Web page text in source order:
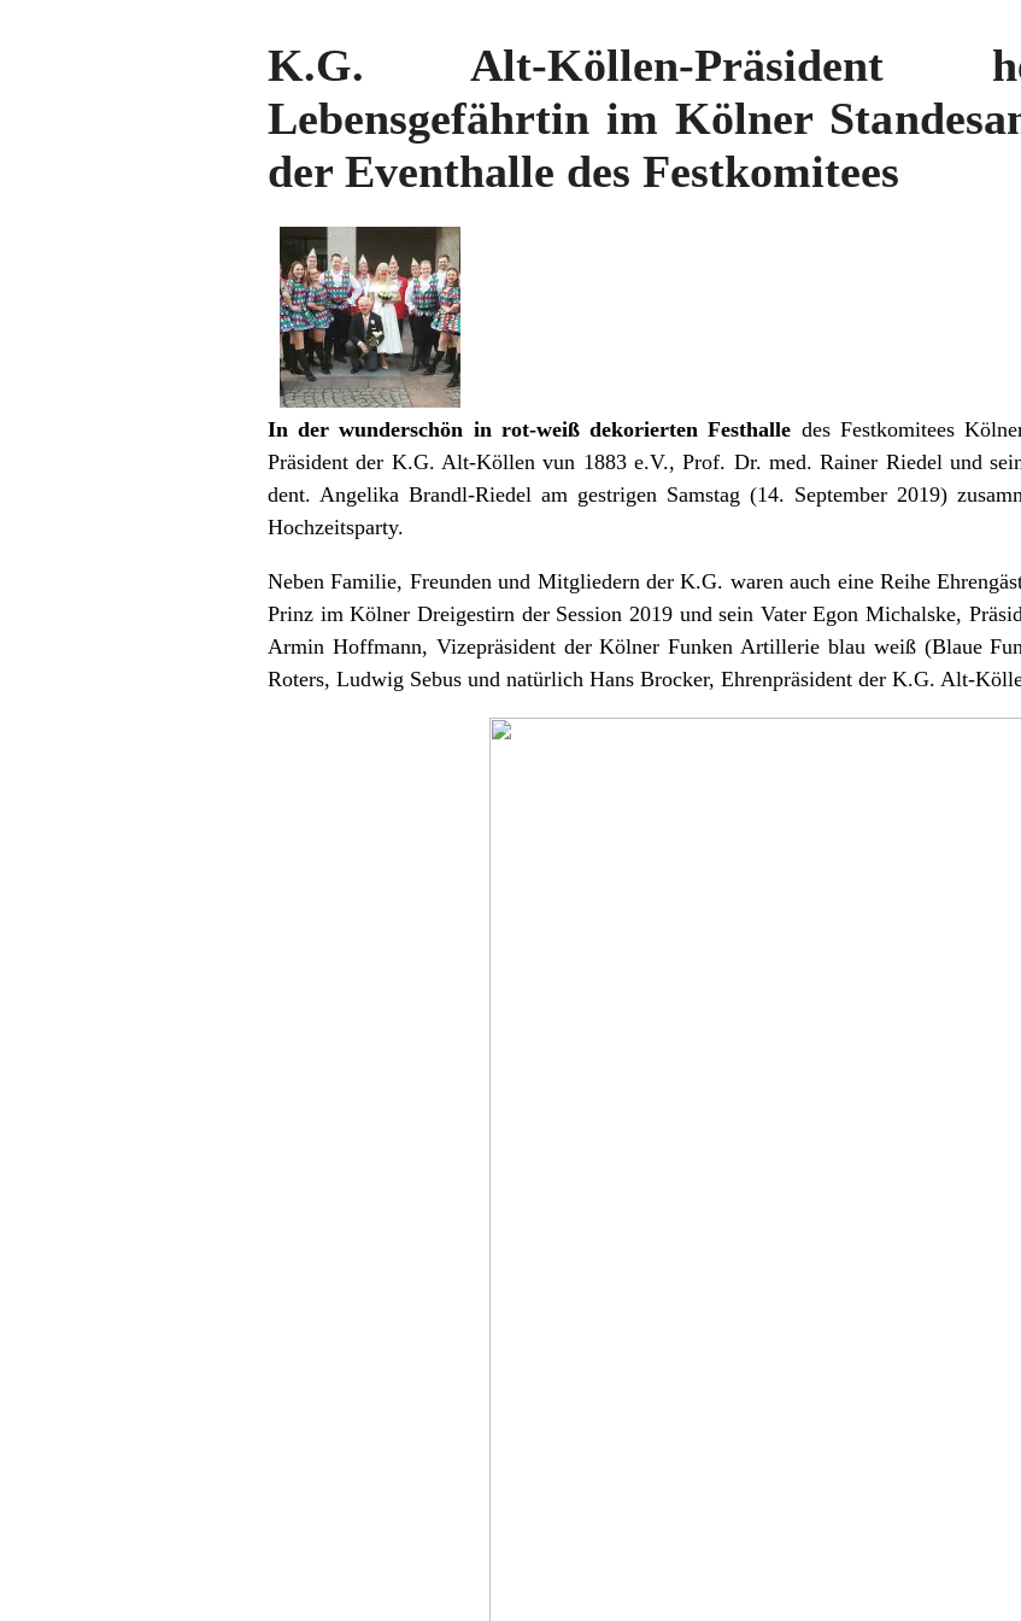
K.G. Alt-Köllen-Präsident
Lebensgefährtin im Kölner
der Eventhalle des Festkomitees
In der wunderschön in rot-weiß dekorierten Festhalle des Festkomitees
Präsident der K.G. Alt-Köllen vun 1883 e.V., Prof. Dr. med. Rainer Riedel und
dent. Angelika Brandl-Riedel am gestrigen Samstag (14. September 2019)
Hochzeitsparty.
Neben Familie, Freunden und Mitgliedern der K.G. waren auch eine Reihe
Prinz im Kölner Dreigestirn der Session 2019 und sein Vater Egon Michalske,
Armin Hoffmann, Vizepräsident der Kölner Funken Artillerie blau weiß (Blaue
Roters, Ludwig Sebus und natürlich Hans Brocker, Ehrenpräsident der K.G. Alt-